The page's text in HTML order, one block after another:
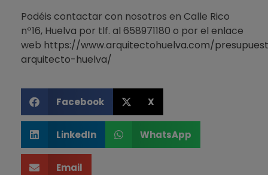
Podéis contactar con nosotros en Calle Rico
nº16, Huelva por tlf. al 658971180 o por el enlace
web https://www.arquitectohuelva.com/
arquitecto-huelva/
Facebook X
LinkedIn WhatsApp
Email